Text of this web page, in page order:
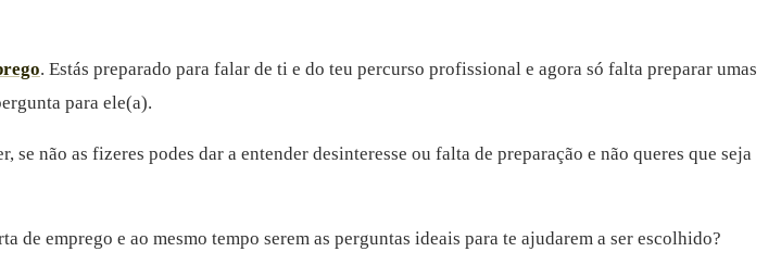
. Estás preparado para falar de ti e do teu percurso profissional e agora só falta preparar umas
para ele(a).
não as fizeres podes dar a entender desinteresse ou falta de preparação e não queres que seja
emprego e ao mesmo tempo serem as perguntas ideais para te ajudarem a ser escolhido?